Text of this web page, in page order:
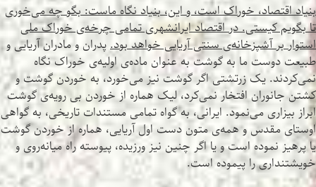
بنیاد اقتصاد، خوراک است، و این، بنیاد نگاه ماست: بگو چه می‌خوری
تا بگویم کیستی. در اقتصاد ایرانشهری تمامی چرخه‌ی خوراک ملی
استوار بر آشپزخانه‌ی سنتی آریایی خواهد بود.پدران و مادران آریایی و
طبیعت دوست ما به گوشت به عنوان ماده‌ی اولیه‌ی خوراک نگاه
نمی‌کردند. یک زرتشتی اگر گوشت نیز می‌خورد، به خوردن گوشت و
کشتن جانوران افتخار نمی‌کرد، لیک هماره از خوردن بی رویه‌ی گوشت
ابراز بیزاری می‌نمود. ایرانی، به گواه تمامی مستندات تاریخی، به گواهی
اوستای مقدس و همه‌ی متون دست اول آریایی، هماره از خوردن گوشت
یا پرهیز نموده است و یا اگر چنین نیز ورزیده، پیوسته راه میانه‌روی و
خویشتنداری را پیموده است.